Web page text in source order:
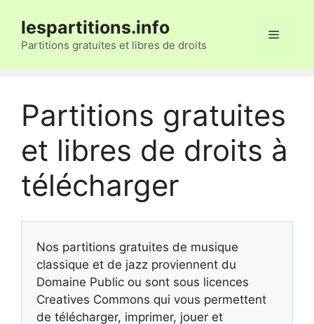
contenu
lespartitions.info
Partitions gratuites et libres de droits
Menu
Partitions gratuites
et libres de droits à
télécharger
Nos partitions gratuites de musique
classique et de jazz proviennent du
Domaine Public ou sont sous licences
Creatives Commons qui vous permettent
de télécharger, imprimer, jouer et